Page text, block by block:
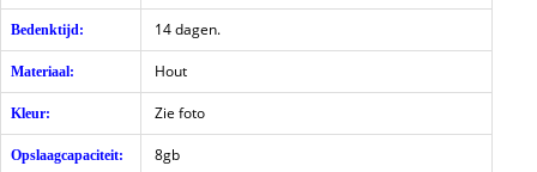
Bedenktijd: 14 dagen.
Materiaal: Hout
Kleur: Zie foto
Opslaagcapaciteit: 8gb